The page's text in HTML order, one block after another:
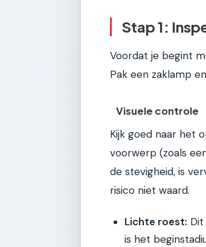
Stap 1:
Voordat je begint
Pak een zaklamp
Visuele controle
Kijk goed naar het
voorwerp (zoals
de stevigheid, is
risico niet waard.
Lichte roest:
is het